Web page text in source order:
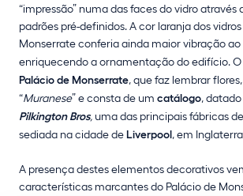
“impressão” numa das faces do vidro através
padrões pré-definidos. A cor laranja dos
Monserrate conferia ainda maior vibração ao
enriquecendo a ornamentação do edifício. O
Palácio de Monserrate, que faz lembrar
“Muranese” e consta de um catálogo,
Pilkington Bros, uma das principais fábricas
sediada na cidade deLiverpool, em
A presença destes elementos decorativos
características marcantes do Palácio de